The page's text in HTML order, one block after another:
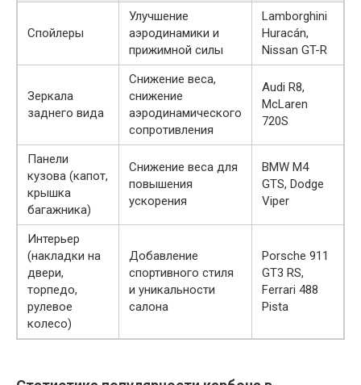
Спойлеры
Улучшение
аэродинамики и
прижимной силы
Lamborghini
Huracán,
Nissan GT-R
Зеркала
заднего вида
Снижение веса,
снижение
аэродинамического
сопротивления
Audi R8,
McLaren
720S
Панели
кузова (капот,
крышка
багажника)
Снижение веса для
повышения
ускорения
BMW M4
GTS, Dodge
Viper
Интерьер
(накладки на
двери,
торпедо,
рулевое
колесо)
Добавление
спортивного стиля
и уникальности
салона
Porsche 911
GT3 RS,
Ferrari 488
Pista